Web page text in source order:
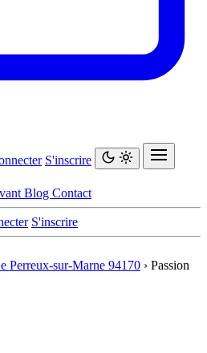
S'inscrire
Blog Contact
S'inscrire
Perreux-sur-Marne 94170 › Passion